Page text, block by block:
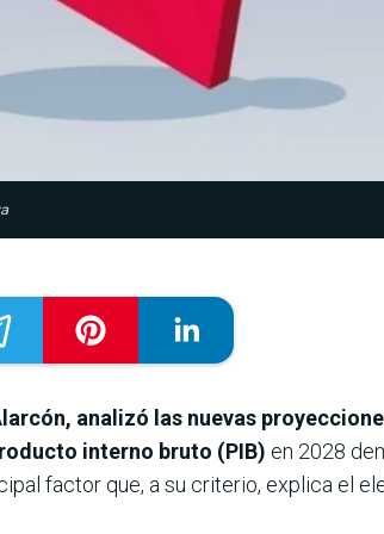
analizó las nuevas
interno bruto (PIB) en 2028
factor que, a su criterio, explica el